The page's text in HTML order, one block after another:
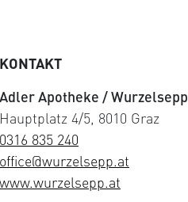
KONTAKT
Adler Apotheke / Wurzelsepp
Hauptplatz 4/5, 8010 Graz
0316 835 240
office@wurzelsepp.at
www.wurzelsepp.at